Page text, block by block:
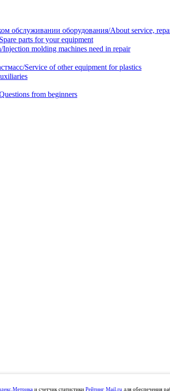
обслуживании оборудования/About service,
parts for your equipment
molding machines need in repair
Service of other equipment for plastics
from beginners
и счетчик статистики Рейтинг Mail.ru для обеспечения